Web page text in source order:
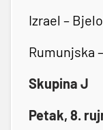
Izrael –
Rumunjska
Skupina J
Petak, 8.